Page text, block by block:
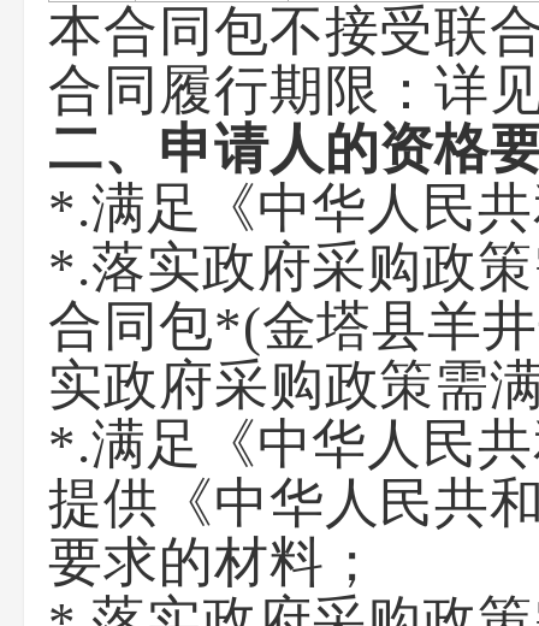
本合同包不接受联
合同履行期限：详
二、申请人的资格
*.满足《中华人民
*.落实政府采购政
合同包*(金塔县羊
实政府采购政策需
*.满足《中华人民
提供《中华人民共
要求的材料；